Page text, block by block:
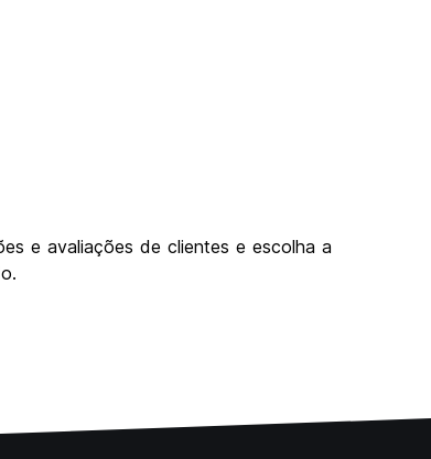
e avaliações de clientes e escolha a